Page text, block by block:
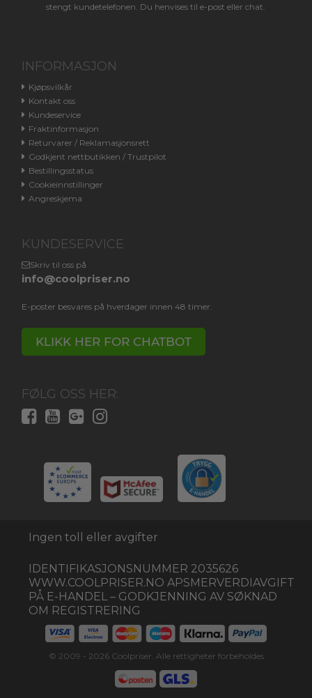
stengt kundetelefonen. Du henvises til e-post eller chat.
INFORMASJON
Kjøpsvilkår
Kontakt oss
Kundeservice
Fraktinformasjon
Returvarer / Reklamasjonsrett
Godkjent nettbutikken / Trustpilot
Bestillingsstatus
Cookieinnstillinger
Angreskjema
KUNDESERVICE
Skriv til oss på
info@coolpriser.no
E-poster besvares på hverdager innen 48 timer.
KLIKK HER FOR CHATBOT
FØLG OSS HER:
Ingen toll eller avgifter
IDENTIFIKASJONSNUMMER 2035626
WWW.COOLPRISER.NO APSMERVERDIAVGIFT
PÅ E-HANDEL – GODKJENNING AV SØKNAD
OM REGISTRERING
© 2009 - 2026Coolpriser. Alle rettigheter forbeholdes